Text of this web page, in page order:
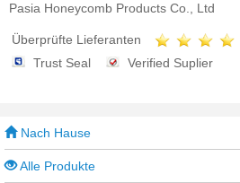
Pasia Honeycomb Products Co., Ltd
Überprüfte Lieferanten
Trust Seal
Verified Suplier
Nach Hause
Alle Produkte